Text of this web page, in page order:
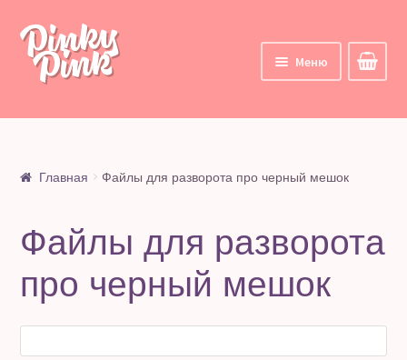
Перейти
навигации
Перейти
содержимому
Меню
Главная
Все курсы
Мои курсы
Главная Файлы для разворота про черный мешок
Файлы для разворота
про черный мешок